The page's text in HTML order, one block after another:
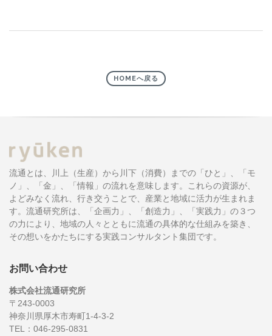
HOMEへ戻る
流通とは、川上（生産）から川下（消費）までの「ひと」、「モ
ノ」、「金」、「情報」の流れを意味します。これらの資源が、
よどみなく流れ、行き交うことで、産業と地域に活力が生まれま
す。流通研究所は、「企画力」、「創造力」、「実践力」の３つ
の力により、地域の人々とともに流通の具体的な仕組みを築き、
その想いをかたちにする実践コンサルタント集団です。
お問い合わせ
株式会社流通研究所
〒243-0003
神奈川県厚木市寿町1-4-3-2
TEL：046-295-0831